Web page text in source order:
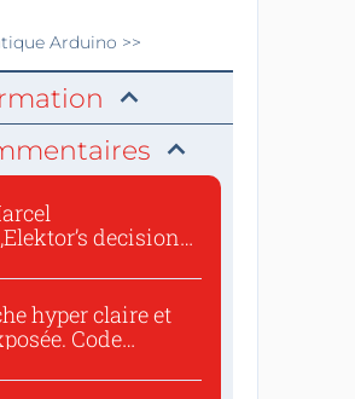
Arduino >>
decision
hyper claire et
Code